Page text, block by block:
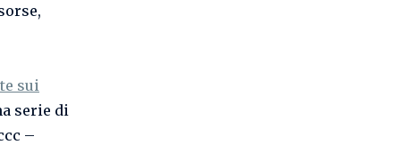
sui
serie di
–